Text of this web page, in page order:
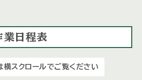
業日程表
横スクロールでご覧ください